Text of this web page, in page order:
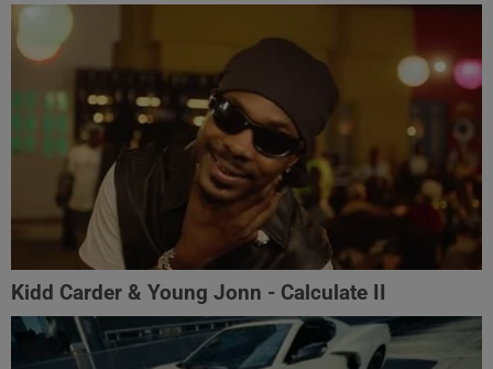
Kidd Carder & Young Jonn - Calculate II